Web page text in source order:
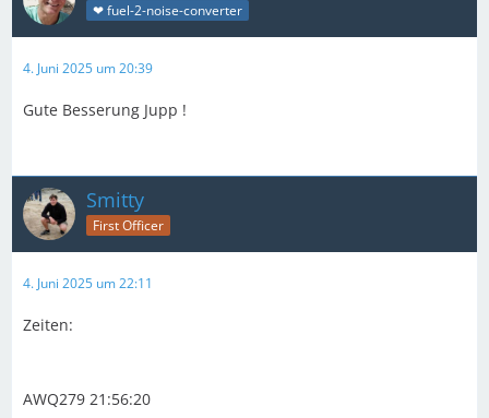
❤ fuel-2-noise-converter
4. Juni 2025 um 20:39
Gute Besserung Jupp !
Smitty
First Officer
4. Juni 2025 um 22:11
Zeiten:
AWQ279 21:56:20